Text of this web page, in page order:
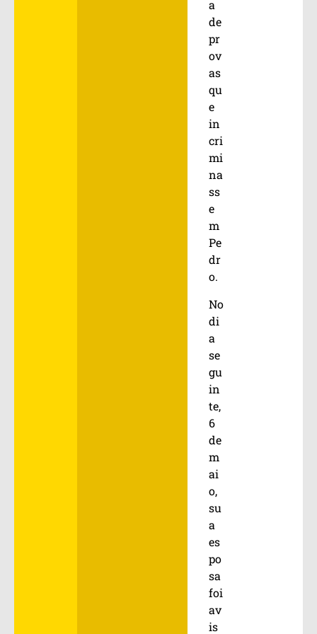
a
de
pr
ov
as
qu
e
in
cri
mi
na
ss
e
m
Pe
dr
o.
No
di
a
se
gu
in
te,
6
de
m
ai
o,
su
a
es
po
sa
foi
av
is